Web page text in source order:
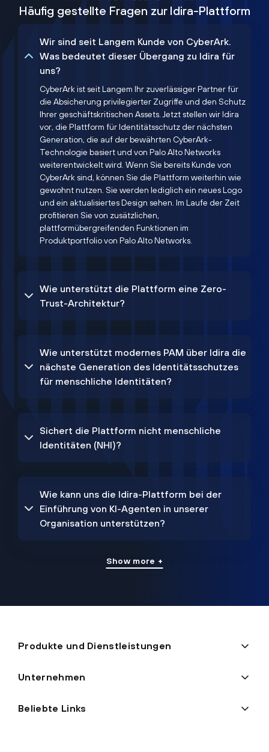
Häufig gestellte Fragen zur Idira-Plattform
Wir sind seit Langem Kunde von CyberArk.
Was bedeutet dieser Übergang zu Idira für
uns?
CyberArk ist seit Langem Ihr zuverlässiger Partner für
die Absicherung privilegierter Zugriffe und den Schutz
Ihrer geschäftskritischen Assets. Jetzt stellen wir Idira
vor, die Plattform für Identitätsschutz der nächsten
Generation, die auf der bewährten CyberArk-
Technologie basiert und von Palo Alto Networks
weiterentwickelt wird. Wenn Sie bereits Kunde von
CyberArk sind, können Sie die Plattform weiterhin wie
gewohnt nutzen. Sie werden lediglich ein neues Logo
und ein aktualisiertes Design sehen. Im Laufe der Zeit
profitieren Sie von zusätzlichen,
plattformübergreifenden Funktionen im
Produktportfolio von Palo Alto Networks.
Wie unterstützt die Plattform eine Zero-
Trust-Architektur?
Wie unterstützt modernes PAM über Idira die
nächste Generation des Identitätsschutzes
für menschliche Identitäten?
Sichert die Plattform nicht menschliche
Identitäten (NHI)?
Wie kann uns die Idira-Plattform bei der
Einführung von KI-Agenten in unserer
Organisation unterstützen?
Show more +
Produkte und Dienstleistungen
Unternehmen
Beliebte Links